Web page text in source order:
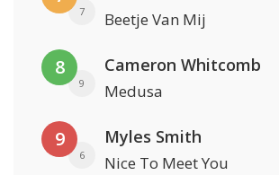
7 Beetje Van Mij
8
9
Cameron Whitcomb
Medusa
9
6
Myles Smith
Nice To Meet You